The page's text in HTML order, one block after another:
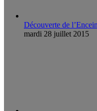
Découverte de
mardi 28 juillet 2015